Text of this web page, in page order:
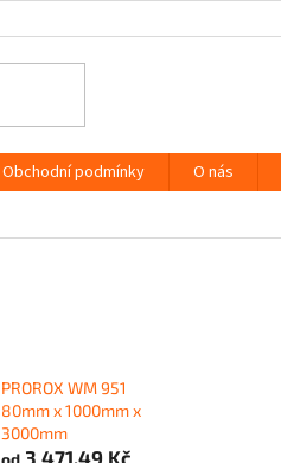
Obchodní podmínky O nás
PROROX WM 951
80mm x 1000mm x
3000mm
3 471,49 Kč